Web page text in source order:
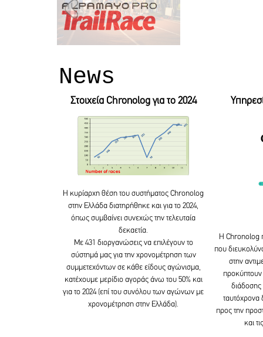
News
Στοιχεία Chronolog για το 2024
Η κυρίαρχη θέση του συστήματος Chronolog
στην Ελλάδα διατηρήθηκε και για το 2024,
όπως συμβαίνει συνεχώς την τελευταία
δεκαετία.
Με 431 διοργανώσεις να επιλέγουν το
σύστημά μας για την χρονομέτρηση των
συμμετεχόντων σε κάθε είδους αγώνισμα,
κατέχουμε μερίδιο αγοράς άνω του 50% και
για το 2024 (επί του συνόλου των αγώνων με
χρονομέτρηση στην Ελλάδα).
Η Chronolog
που
στην
ταυτόχρονα
προς την
και